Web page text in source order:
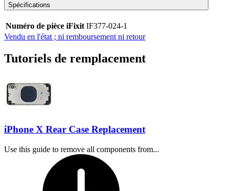
Spécifications
Numéro de pièce iFixit IF377-024-1
Vendu en l'état ; ni remboursement ni retour
Tutoriels de remplacement
iPhone X Rear Case Replacement
Use this guide to remove all components from...